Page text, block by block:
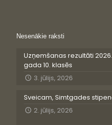
Nesenākie raksti
Uzņemšanas rezultāti
gada 10. klasēs
3. jūlijs, 2026
Sveicam, Simtgades
2. jūlijs, 2026